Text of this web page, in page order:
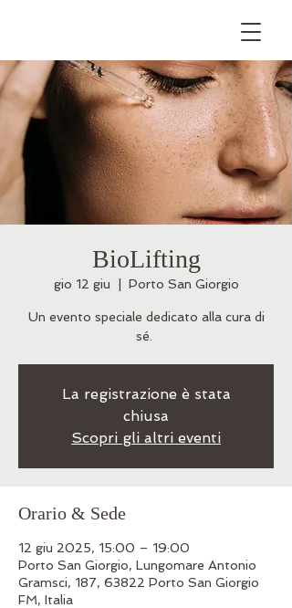
BioLifting
gio 12 giu Porto San Giorgio
Un evento speciale dedicato alla cura di
sé.
La registrazione è stata
chiusa
Scopri gli altri eventi
Orario & Sede
12 giu 2025, 15:00 – 19:00
Porto San Giorgio, Lungomare Antonio
Gramsci, 187, 63822 Porto San Giorgio
FM, Italia